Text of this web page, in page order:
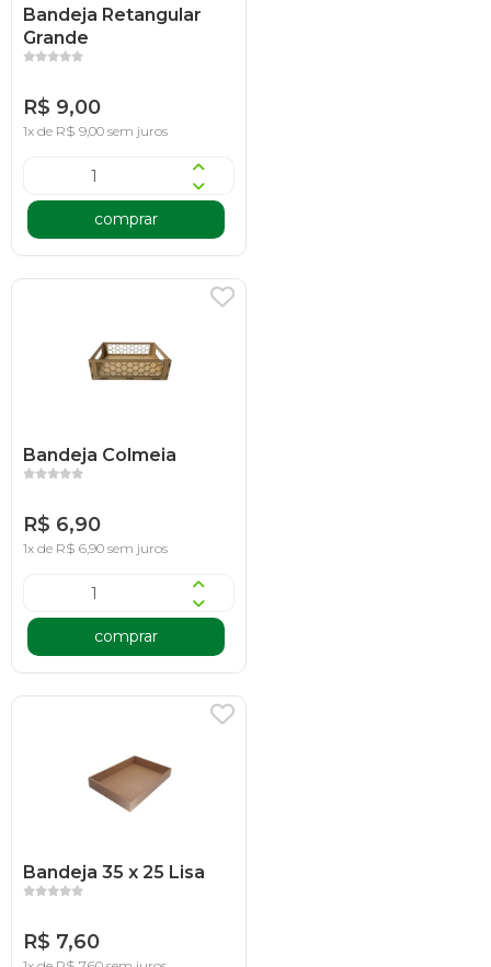
Bandeja Retangular
Grande
R$ 9,00
1x de R$ 9,00 sem juros
comprar
Bandeja Colmeia
R$ 6,90
1x de R$ 6,90 sem juros
comprar
Bandeja 35 x 25 Lisa
R$ 7,60